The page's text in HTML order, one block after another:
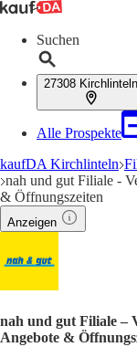
Suchen
27308 Kirchlinteln
Alle Prospekte
kaufDA Kirchlinteln
nah und gut Filiale -
& Öffnungszeiten
Anzeigen
nah und gut Filiale –
Angebote &